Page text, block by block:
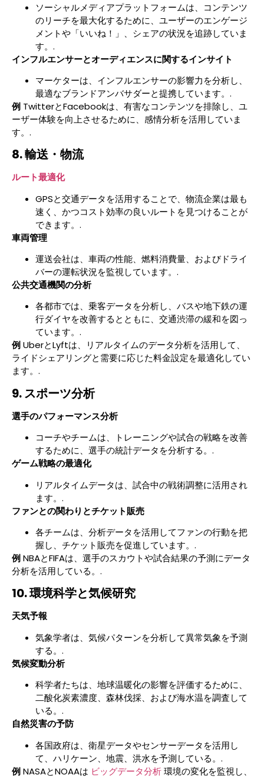
ソーシャルメディアプラットフォームは、コンテンツ
のリーチを最大化するために、ユーザーのエンゲージ
メントや「いいね！」、シェアの状況を追跡していま
す。.
インフルエンサーとオーディエンスに関するインサイト
マーケターは、インフルエンサーの影響力を分析し、
最適なブランドアンバサダーと提携しています。.
例 TwitterとFacebookは、有害なコンテンツを排除し、ユ
ーザー体験を向上させるために、感情分析を活用していま
す。.
8. 輸送・物流
ルート最適化
GPSと交通データを活用することで、物流企業は最も
速く、かつコスト効率の良いルートを見つけることが
できます。.
車両管理
運送会社は、車両の性能、燃料消費量、およびドライ
バーの運転状況を監視しています。.
公共交通機関の分析
各都市では、乗客データを分析し、バスや地下鉄の運
行ダイヤを改善するとともに、交通渋滞の緩和を図っ
ています。.
例UberとLyftは、リアルタイムのデータ分析を活用して、
ライドシェアリングと需要に応じた料金設定を最適化してい
ます。.
9. スポーツ分析
選手のパフォーマンス分析
コーチやチームは、トレーニングや試合の戦略を改善
するために、選手の統計データを分析する。.
ゲーム戦略の最適化
リアルタイムデータは、試合中の戦術調整に活用され
ます。.
ファンとの関わりとチケット販売
各チームは、分析データを活用してファンの行動を把
握し、チケット販売を促進しています。.
例NBAとFIFAは、選手のスカウトや試合結果の予測にデータ
分析を活用している。.
10. 環境科学と気候研究
天気予報
気象学者は、気候パターンを分析して異常気象を予測
する。.
気候変動分析
科学者たちは、地球温暖化の影響を評価するために、
二酸化炭素濃度、森林伐採、および海水温を調査して
いる。.
自然災害の予防
各国政府は、衛星データやセンサーデータを活用し
て、ハリケーン、地震、洪水を予測している。.
例NASAとNOAAは ビッグデータ分析環境の変化を監視し、